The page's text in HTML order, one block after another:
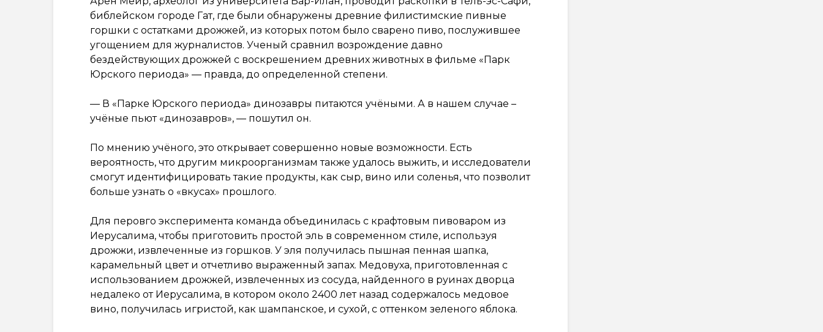
библейском городе Гат, где были обнаружены древние филистимские пивные
горшки с остатками дрожжей, из которых потом было сварено пиво, послужившее
угощением для журналистов. Ученый сравнил возрождение давно
бездействующих дрожжей с воскрешением древних животных в фильме «Парк
Юрского периода» — правда, до определенной степени.
— В «Парке Юрского периода» динозавры питаются учёными. А в нашем случае –
учёные пьют «динозавров», — пошутил он.
По мнению учёного, это открывает совершенно новые возможности. Есть
вероятность, что другим микроорганизмам также удалось выжить, и исследователи
смогут идентифицировать такие продукты, как сыр, вино или соленья, что позволит
больше узнать о «вкусах» прошлого.
Для перовго эксперимента команда объединилась с крафтовым пивоваром из
Иерусалима, чтобы приготовить простой эль в современном стиле, используя
дрожжи, извлеченные из горшков. У эля получилась пышная пенная шапка,
карамельный цвет и отчетливо выраженный запах. Медовуха, приготовленная с
использованием дрожжей, извлеченных из сосуда, найденного в руинах дворца
недалеко от Иерусалима, в котором около 2400 лет назад содержалось медовое
вино, получилась игристой, как шампанское, и сухой, с оттенком зеленого яблока.